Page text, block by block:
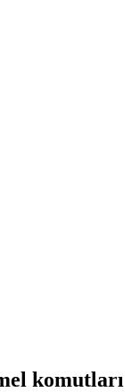
komutları